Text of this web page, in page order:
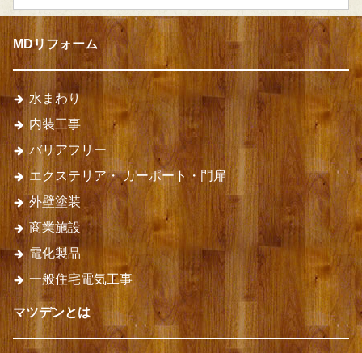
MDリフォーム
水まわり
内装工事
バリアフリー
エクステリア・カーポート・門扉
外壁塗装
商業施設
電化製品
一般住宅電気工事
マツデンとは